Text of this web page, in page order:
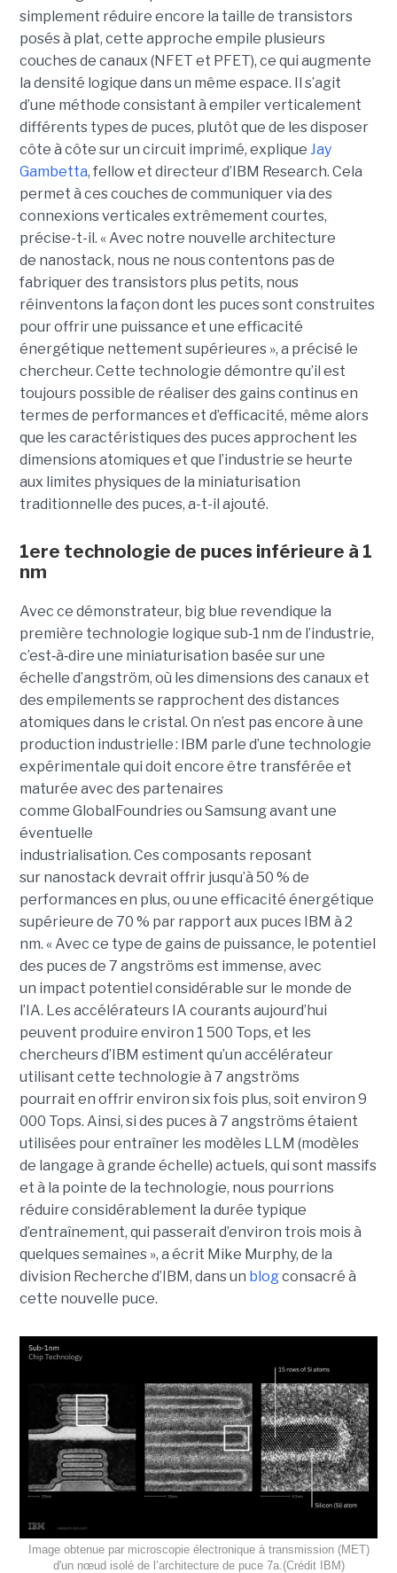
simplement réduire encore la taille de transistors
posés à plat, cette approche empile plusieurs
couches de canaux (NFET et PFET), ce qui augmente
la densité logique dans un même espace. Il s’agit
d’une méthode consistant à empiler verticalement
différents types de puces, plutôt que de les disposer
côte à côte sur un circuit imprimé, explique Jay
Gambetta, fellow et directeur d’IBM Research. Cela
permet à ces couches de communiquer via des
connexions verticales extrêmement courtes,
précise-t-il. « Avec notre nouvelle architecture
de nanostack, nous ne nous contentons pas de
fabriquer des transistors plus petits, nous
réinventons la façon dont les puces sont construites
pour offrir une puissance et une efficacité
énergétique nettement supérieures », a précisé le
chercheur. Cette technologie démontre qu’il est
toujours possible de réaliser des gains continus en
termes de performances et d’efficacité, même alors
que les caractéristiques des puces approchent les
dimensions atomiques et que l’industrie se heurte
aux limites physiques de la miniaturisation
traditionnelle des puces, a-t-il ajouté.
1ere technologie de puces inférieure à 1
nm
Avec ce démonstrateur, big blue revendique la
première technologie logique sub‑1 nm de l’industrie,
c’est‑à‑dire une miniaturisation basée sur une
échelle d’angström, où les dimensions des canaux et
des empilements se rapprochent des distances
atomiques dans le cristal. On n’est pas encore à une
production industrielle : IBM parle d’une technologie
expérimentale qui doit encore être transférée et
maturée avec des partenaires
comme GlobalFoundries ou Samsung avant une
éventuelle
industrialisation. Ces composants reposant
sur nanostack devrait offrir jusqu’à 50 % de
performances en plus, ou une efficacité énergétique
supérieure de 70 % par rapport aux puces IBM à 2
nm. « Avec ce type de gains de puissance, le potentiel
des puces de 7 angströms est immense, avec
un impact potentiel considérable sur le monde de
l’IA. Les accélérateurs IA courants aujourd’hui
peuvent produire environ 1 500 Tops, et les
chercheurs d’IBM estiment qu’un accélérateur
utilisant cette technologie à 7 angströms
pourrait en offrir environ six fois plus, soit environ 9
000 Tops. Ainsi, si des puces à 7 angströms étaient
utilisées pour entraîner les modèles LLM (modèles
de langage à grande échelle) actuels, qui sont massifs
et à la pointe de la technologie, nous pourrions
réduire considérablement la durée typique
d’entraînement, qui passerait d’environ trois mois à
quelques semaines », a écrit Mike Murphy, de la
division Recherche d’IBM, dans un blogconsacré à
cette nouvelle puce.
Image obtenue par microscopie électronique à transmission (MET)
d'un nœud isolé de l’architecture de puce 7a.(Crédit IBM)